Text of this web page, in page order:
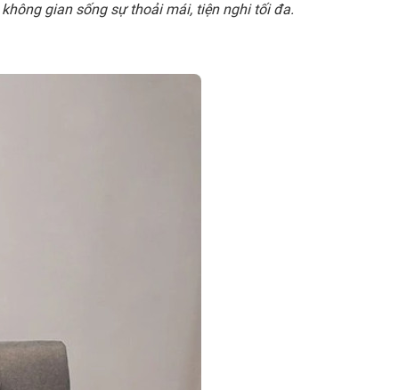
gian sống sự thoải mái, tiện nghi tối đa.